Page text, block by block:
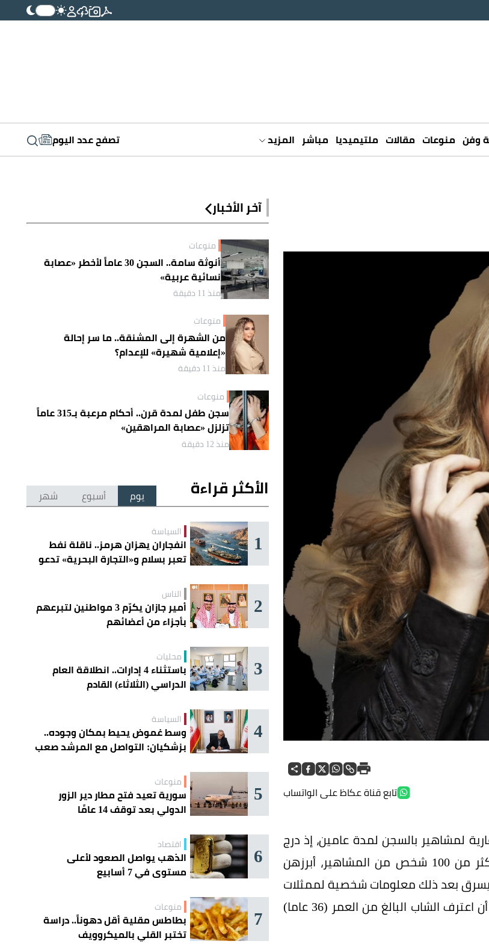
وفن منوعات مقالات ملتيميديا مباشر المزيد تصفح عدد اليوم
تابع قناة عكاظ على الواتساب
لمشاهير بالسجن لمدة عامين، إذ درج
رايان كولينز من ولاية بنسلفانيا على تصيد كلمات السر لأكثر من 100 شخص من المشاهير، أبرزهن
ليسرق بعد ذلك معلومات شخصية لممثلات
في عام 2014، ويحكم عليه بالسجن في سجن فيديرالي بعد أن اعترف الشاب البالغ من العمر (36 عاما)
آخر الأخبار
منوعات
أنوثة سامة.. السجن 30 عاماً لأخطر «عصابة
نسائية عربية»
منذ 11 دقيقة
منوعات
من الشهرة إلى المشنقة.. ما سر إحالة
«إعلامية شهيرة» للإعدام؟
منذ 11 دقيقة
منوعات
سجن طفل لمدة قرن.. أحكام مرعبة بـ315 عاماً
تزلزل «عصابة المراهقين»
منذ 12 دقيقة
الأكثر قراءة يوم أسبوع شهر
1 السياسة
انفجاران يهزان هرمز.. ناقلة نفط
تعبر بسلام و«التجارة البحرية» تدعو
2 الناس
أمير جازان يكرّم 3 مواطنين لتبرعهم
بأجزاء من أعضائهم
3 محليات
باستثناء 4 إدارات.. انطلاقة العام
الدراسي (الثلاثاء) القادم
4 السياسة
وسط غموض يحيط بمكان وجوده..
بزشكيان: التواصل مع المرشد صعب
5 منوعات
سورية تعيد فتح مطار دير الزور
الدولي بعد توقف 14 عامًا
6 اقتصاد
الذهب يواصل الصعود لأعلى
مستوى في 7 أسابيع
7 منوعات
بطاطس مقلية أقل دهوناً.. دراسة
تختبر القلي بالميكروويف